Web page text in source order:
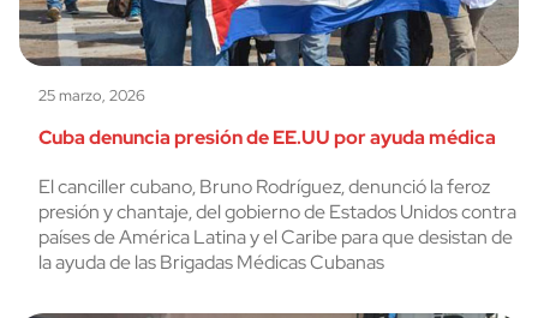
25 marzo, 2026
Cuba denuncia presión de EE.UU por ayuda médica
El canciller cubano, Bruno Rodríguez, denunció la feroz
presión y chantaje, del gobierno de Estados Unidos contra
países de América Latina y el Caribe para que desistan de
la ayuda de las Brigadas Médicas Cubanas